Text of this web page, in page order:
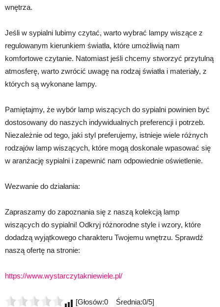
wnętrza.
Jeśli w sypialni lubimy czytać, warto wybrać lampy wiszące z
regulowanym kierunkiem światła, które umożliwią nam
komfortowe czytanie. Natomiast jeśli chcemy stworzyć przytulną
atmosferę, warto zwrócić uwagę na rodzaj światła i materiały, z
których są wykonane lampy.
Pamiętajmy, że wybór lamp wiszących do sypialni powinien być
dostosowany do naszych indywidualnych preferencji i potrzeb.
Niezależnie od tego, jaki styl preferujemy, istnieje wiele różnych
rodzajów lamp wiszących, które mogą doskonale wpasować się
w aranżację sypialni i zapewnić nam odpowiednie oświetlenie.
Wezwanie do działania:
Zapraszamy do zapoznania się z naszą kolekcją lamp
wiszących do sypialni! Odkryj różnorodne style i wzory, które
dodadzą wyjątkowego charakteru Twojemu wnętrzu. Sprawdź
naszą ofertę na stronie:
https://www.wystarczytakniewiele.pl/
[Głosów:0 Średnia:0/5]